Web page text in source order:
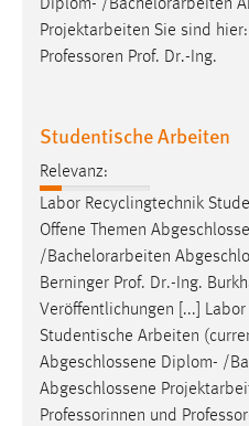
Diplom- /Bachelorarbeiten
Projektarbeiten Sie sind
Professoren Prof. Dr.-Ing.
Studentische Arbeiten
Relevanz:
Labor Recyclingtechnik
Offene Themen
/ Bachelorarbeiten
Berninger Prof. Dr.-Ing.
Veröffentlichungen [...]
Studentische Arbeiten
Abgeschlossene Diplom- /
Abgeschlossene
Professorinnen und